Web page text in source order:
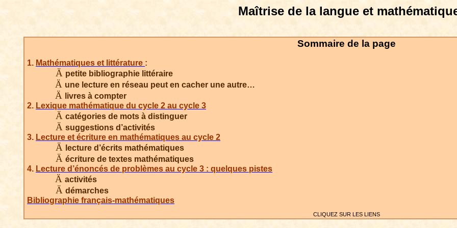
Maîtrise de la langue et
Sommaire de la page
1. Mathématiques et littérature :
Ä petite bibliographie littéraire
Ä une lecture en réseau peut en cacher une autre…
Ä livres à compter
2. Lexique mathématique du cycle 2 au cycle 3
Ä catégories de mots à distinguer
Ä suggestions d’activités
3. Lecture et écriture en mathématiques au cycle 2
Ä lecture d’écrits mathématiques
Ä écriture de textes mathématiques
4. Lecture d’énoncés de problèmes au cycle 3 : quelques pistes
Ä activités
Ä démarches
Bibliographie français-mathématiques
CLIQUEZ SUR LES LIENS